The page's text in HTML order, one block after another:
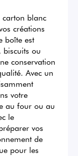
blanc
créations
boîte est
biscuits ou
conservation
Avec un
votre
au four ou au
le
vos
de
pour les